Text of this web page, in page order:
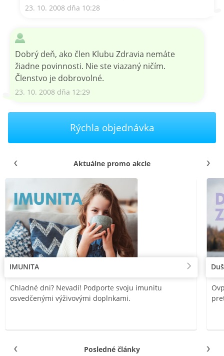
23. 10. 2008 dňa 10:28
Dobrý deň, ako člen Klubu Zdravia nemáte
žiadne povinnosti. Nie ste viazaný ničím.
Členstvo je dobrovolné.
23. 10. 2008 dňa 12:29
Rýchla objednávka
Aktuálne promo akcie
IMUNITA
Chladné dni? Nevadí! Podporte svoju imunitu
osvedčenými výživovými doplnkami.
Posledné články